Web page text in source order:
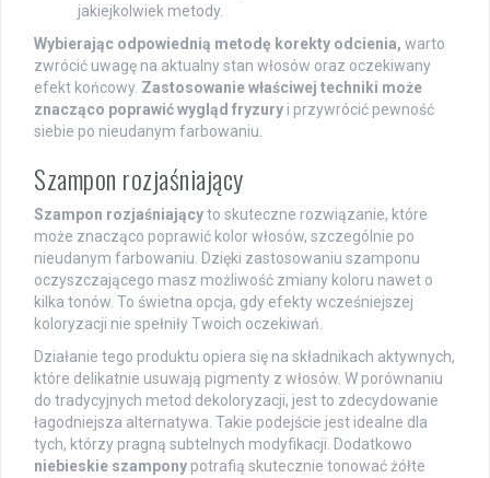
jakiejkolwiek metody.
Wybierając odpowiednią metodę korekty odcienia, warto
zwrócić uwagę na aktualny stan włosów oraz oczekiwany
efekt końcowy. Zastosowanie właściwej techniki może
znacząco poprawić wygląd fryzury i przywrócić pewność
siebie po nieudanym farbowaniu.
Szampon rozjaśniający
Szampon rozjaśniającyto skuteczne rozwiązanie, które
może znacząco poprawić kolor włosów, szczególnie po
nieudanym farbowaniu. Dzięki zastosowaniu szamponu
oczyszczającego masz możliwość zmiany koloru nawet o
kilka tonów. To świetna opcja, gdy efekty wcześniejszej
koloryzacji nie spełniły Twoich oczekiwań.
Działanie tego produktu opiera się na składnikach aktywnych,
które delikatnie usuwają pigmenty z włosów. W porównaniu
do tradycyjnych metod dekoloryzacji, jest to zdecydowanie
łagodniejsza alternatywa. Takie podejście jest idealne dla
tych, którzy pragną subtelnych modyfikacji. Dodatkowo
niebieskie szampony potrafią skutecznie tonować żółte